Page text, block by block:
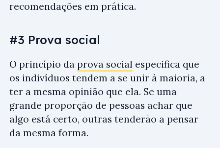
recomendações em prática.
#3 Prova social
O princípio da prova social especifica que
os indivíduos tendem a se unir à maioria, a
ter a mesma opinião que ela. Se uma
grande proporção de pessoas achar que
algo está certo, outras tenderão a pensar
da mesma forma.